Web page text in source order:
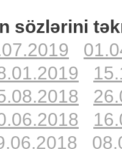
sözlərini